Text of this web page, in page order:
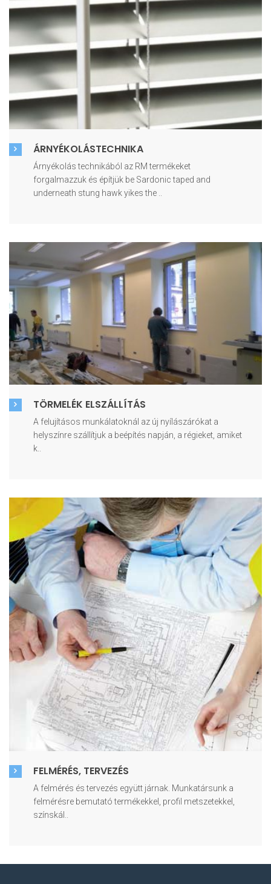
ÁRNYÉKOLÁSTECHNIKA
Árnyékolás technikából az RM termékeket
forgalmazzuk és építjük be Sardonic taped and
underneath stung hawk yikes the ..
TÖRMELÉK ELSZÁLLÍTÁS
A felujításos munkálatoknál az új nyílászárókat a
helyszínre szállítjuk a beépítés napján, a régieket, amiket
k..
FELMÉRÉS, TERVEZÉS
A felmérés és tervezés együtt járnak. Munkatársunk a
felmérésre bemutató termékekkel, profil metszetekkel,
színskál..